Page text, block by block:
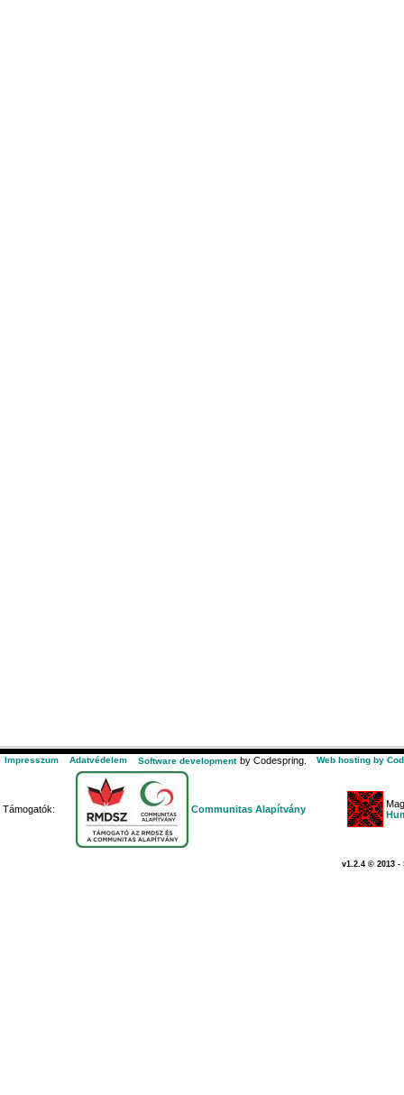
Impresszum Adatvédelem Software development by Codespring. Web hosting by
Támogatók: Communitas Alapítvány
v1.2.4 © 2013